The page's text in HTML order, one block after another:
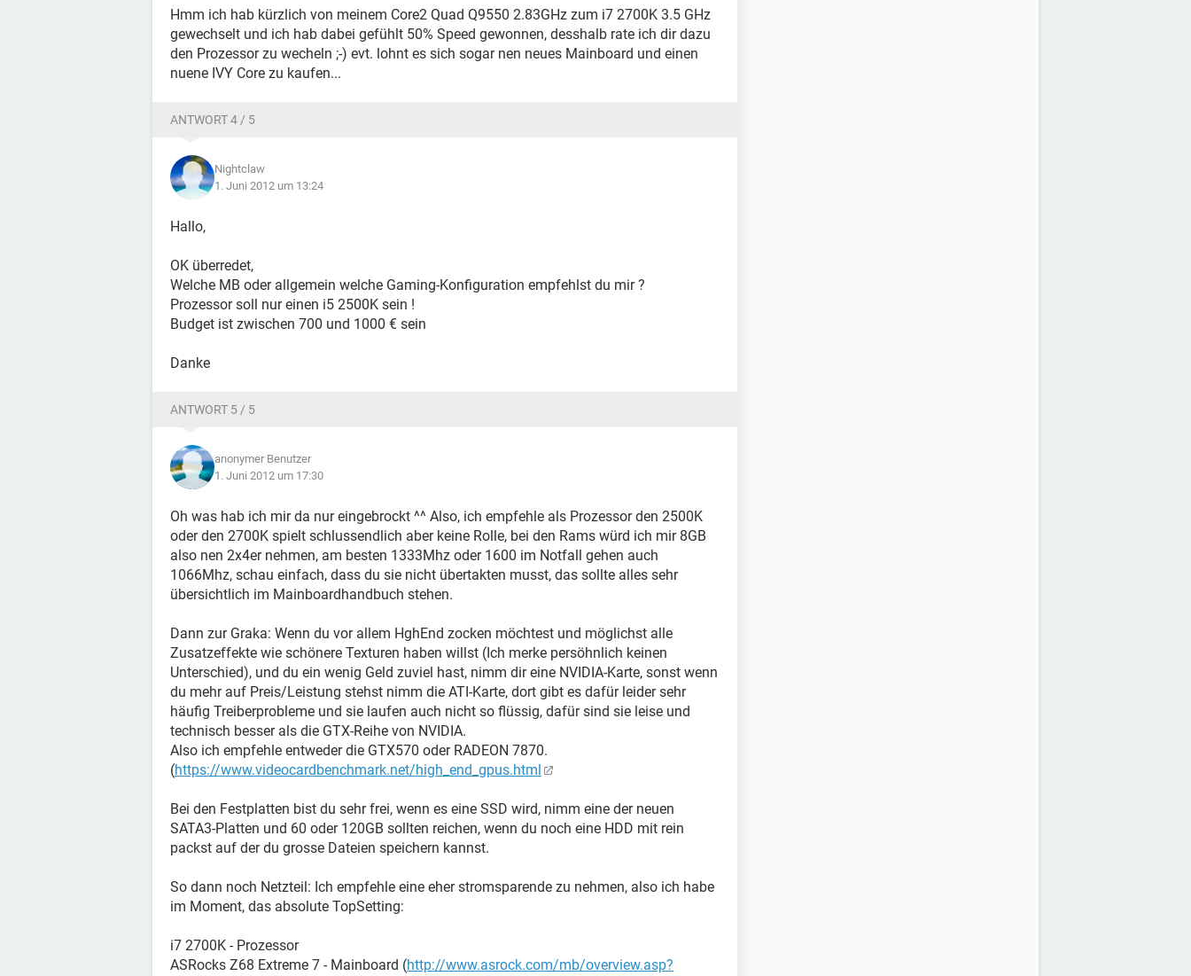
Hmm ich hab kürzlich von meinem Core2 Quad Q9550 2.83GHz zum i7 2700K 3.5 GHz
gewechselt und ich hab dabei gefühlt 50% Speed gewonnen, desshalb rate ich dir dazu
den Prozessor zu wecheln ;-) evt. lohnt es sich sogar nen neues Mainboard und einen
nuene IVY Core zu kaufen...
ANTWORT 4 / 5
Nightclaw
1. Juni 2012 um 13:24
Hallo,
OK überredet,
Welche MB oder allgemein welche Gaming-Konfiguration empfehlst du mir ?
Prozessor soll nur einen i5 2500K sein !
Budget ist zwischen 700 und 1000 € sein
Danke
ANTWORT 5 / 5
anonymer Benutzer
1. Juni 2012 um 17:30
Oh was hab ich mir da nur eingebrockt ^^ Also, ich empfehle als Prozessor den 2500K
oder den 2700K spielt schlussendlich aber keine Rolle, bei den Rams würd ich mir 8GB
also nen 2x4er nehmen, am besten 1333Mhz oder 1600 im Notfall gehen auch
1066Mhz, schau einfach, dass du sie nicht übertakten musst, das sollte alles sehr
übersichtlich im Mainboardhandbuch stehen.
Dann zur Graka: Wenn du vor allem HghEnd zocken möchtest und möglichst alle
Zusatzeffekte wie schönere Texturen haben willst (Ich merke persöhnlich keinen
Unterschied), und du ein wenig Geld zuviel hast, nimm dir eine NVIDIA-Karte, sonst wenn
du mehr auf Preis/Leistung stehst nimm die ATI-Karte, dort gibt es dafür leider sehr
häufig Treiberprobleme und sie laufen auch nicht so flüssig, dafür sind sie leise und
technisch besser als die GTX-Reihe von NVIDIA.
Also ich empfehle entweder die GTX570 oder RADEON 7870.
(https://www.videocardbenchmark.net/high_end_gpus.html
Bei den Festplatten bist du sehr frei, wenn es eine SSD wird, nimm eine der neuen
SATA3-Platten und 60 oder 120GB sollten reichen, wenn du noch eine HDD mit rein
packst auf der du grosse Dateien speichern kannst.
So dann noch Netzteil: Ich empfehle eine eher stromsparende zu nehmen, also ich habe
im Moment, das absolute TopSetting:
i7 2700K - Prozessor
ASRocks Z68 Extreme 7 - Mainboard (http://www.asrock.com/mb/overview.asp?